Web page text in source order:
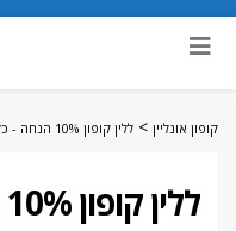
לתוכן
קופון אונליין > ללין קופון 10% הנחה - כל הקופונים והמבצעים לLALINE